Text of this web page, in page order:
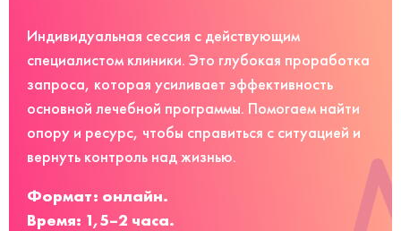
Индивидуальная сессия с действующим
специалистом клиники. Это глубокая проработка
запроса, которая усиливает эффективность
основной лечебной программы. Помогаем найти
опору и ресурс, чтобы справиться с ситуацией и
вернуть контроль над жизнью.
Формат: онлайн.
Время: 1,5–2 часа.